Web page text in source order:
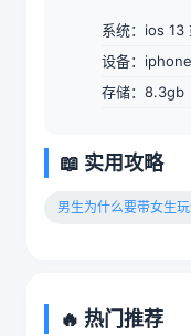
系统：ios 13
设备：
存储：8.3gb
📖 实用攻略
男生为什么要带女生
🔥 热门推荐